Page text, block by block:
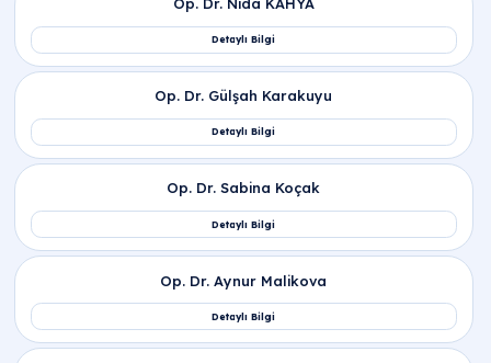
Ankara Rahim Filmi Randevusu En Hızlı
Nereden Alınır?
HSG Testi Nedir ve Kimlere Uygulanır?
HSG Sonrası İkiz Gebelik Şansı Artar Mi?
HSG Filmi Fiyat ve HSG Filmi Ücreti Bilgisi
Nereden Alınır?
Ankara HSG Fiyatları Neye Göre Belirlenir?